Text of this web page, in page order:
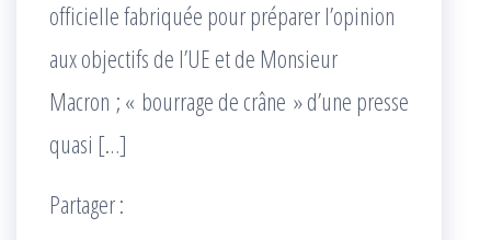
officielle fabriquée pour préparer l’opinion
aux objectifs de l’UE et de Monsieur
Macron ; « bourrage de crâne » d’une presse
quasi […]
Partager :